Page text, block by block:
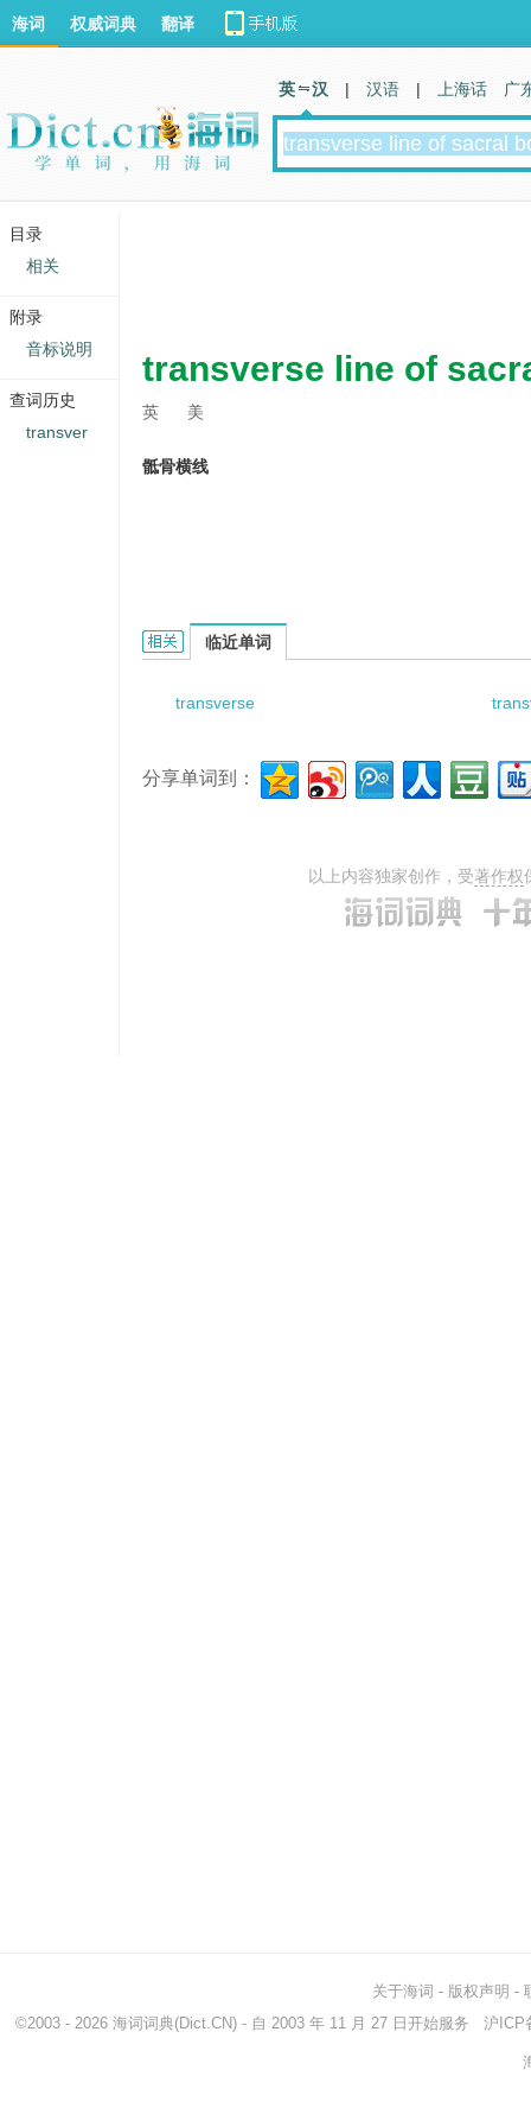
transverse line of
英 美
骶骨横线
transverse line of sacral bone的相关资料：
临近单词
transverse
分享单词到：
以上内容独家创作，受著作权
海词 权威词典 翻译
英 汉 | 汉语 | 上海话 广
关于海词 - 版权声明 -
©2003 - 2026 海词词典(Dict.CN) - 自 2003 年 11 月 27 日开始服务 沪ICP
目录
相关
附录
音标说明
查词历史
transver